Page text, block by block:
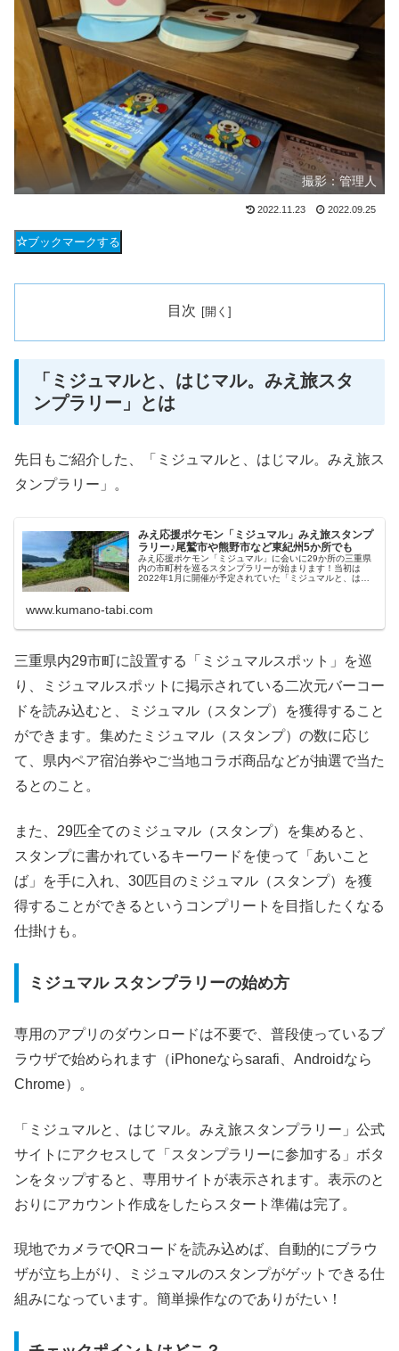
撮影：管理人
2022.11.23 2022.09.25
ブックマークする
目次
「ミジュマルと、はじマル。みえ旅スタ
ンプラリー」とは
先日もご紹介した、「ミジュマルと、はじマル。みえ旅ス
タンプラリー」。
みえ応援ポケモン「ミジュマル」みえ旅スタンプ
ラリー♪尾鷲市や熊野市など東紀州5か所でも
みえ応援ポケモン「ミジュマル」に会いに29か所の三重県
内の市町村を巡るスタンプラリーが始まります！当初は
2022年1月に開催が予定されていた「ミジュマルと、はじ
www.kumano-tabi.com
三重県内29市町に設置する「ミジュマルスポット」を巡
り、ミジュマルスポットに掲示されている二次元バーコー
ドを読み込むと、ミジュマル（スタンプ）を獲得すること
ができます。集めたミジュマル（スタンプ）の数に応じ
て、県内ペア宿泊券やご当地コラボ商品などが抽選で当た
るとのこと。
また、29匹全てのミジュマル（スタンプ）を集めると、
スタンプに書かれているキーワードを使って「あいこと
ば」を手に入れ、30匹目のミジュマル（スタンプ）を獲
得することができるというコンプリートを目指したくなる
仕掛けも。
ミジュマル スタンプラリーの始め方
専用のアプリのダウンロードは不要で、普段使っているブ
ラウザで始められます（iPhoneならsarafi、Androidなら
Chrome）。
「ミジュマルと、はじマル。みえ旅スタンプラリー」公式
サイトにアクセスして「スタンプラリーに参加する」ボタ
ンをタップすると、専用サイトが表示されます。表示のと
おりにアカウント作成をしたらスタート準備は完了。
現地でカメラでQRコードを読み込めば、自動的にブラウ
ザが立ち上がり、ミジュマルのスタンプがゲットできる仕
組みになっています。簡単操作なのでありがたい！